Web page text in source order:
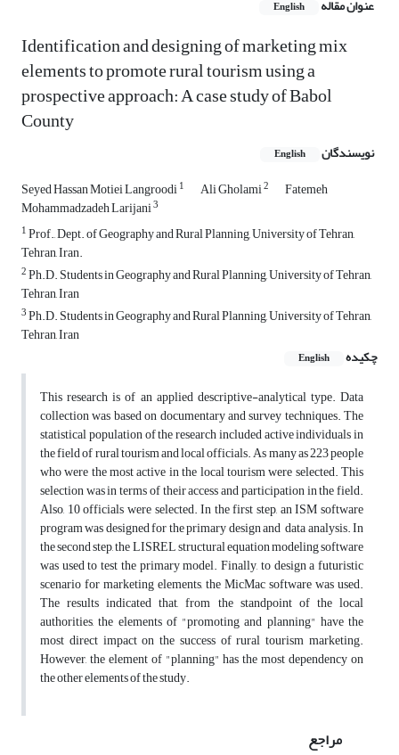
عنوان مقاله English
Identification and designing of marketing mix
elements to promote rural tourism using a
prospective approach: A case study of Babol
County
نویسندگان English
Seyed Hassan Motiei Langroodi1 Ali Gholami2 Fatemeh
Mohammadzadeh Larijani3
1Prof., Dept. of Geography and Rural Planning, University of Tehran,
Tehran, Iran.
2Ph.D. Students in Geography and Rural Planning, University of Tehran,
Tehran, Iran
3Ph.D. Students in Geography and Rural Planning, University of Tehran,
Tehran, Iran
چکیده
English
This research is of an applied descriptive-analytical type. Data
collection was based on documentary and survey techniques. The
statistical population of the research included active individuals in
the field of rural tourism and local officials. As many as 223 people
who were the most active in the local tourism were selected. This
selection was in terms of their access and participation in the field.
Also, 10 officials were selected. In the first step, an ISM software
program was designed for the primary design and data analysis. In
the second step, the LISREL structural equation modeling software
was used to test the primary model. Finally, to design a futuristic
scenario for marketing elements, the Mic‌Mac software was used.
The results indicated that, from the standpoint of the local
authorities, the elements of "promoting and planning" have the
most direct impact on the success of rural tourism marketing.
However, the element of "planning" has the most dependency on
the other elements of the study.
مراجع